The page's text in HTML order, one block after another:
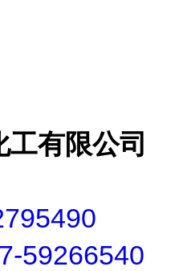
有限公司
59266540